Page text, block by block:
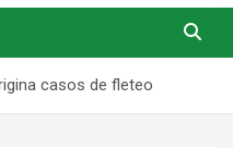
casos de fleteo